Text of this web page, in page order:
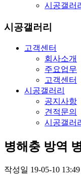
시공갤러
시공갤러리
고객센터
회사소개
주요업무
고객센터
시공갤러리
공지사항
견적문의
시공갤러
병해충 방역
작성일 19-05-10 13:49